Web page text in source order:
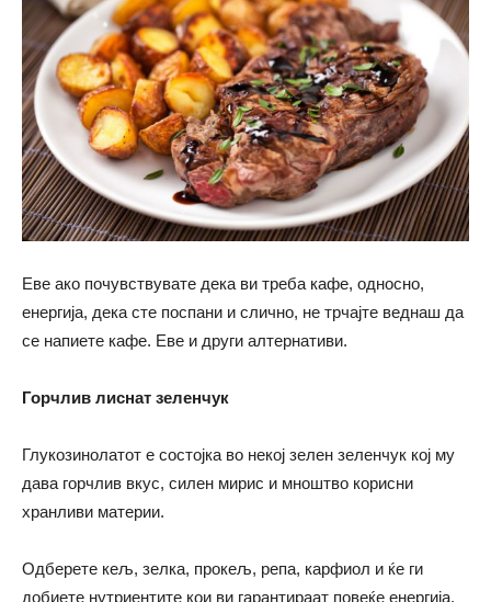
Еве ако почувствувате дека ви треба кафе, односно,
енергија, дека сте поспани и слично, не трчајте веднаш да
се напиете кафе. Еве и други алтернативи.
Горчлив лиснат зеленчук
Глукозинолатот е состојка во некој зелен зеленчук кој му
дава горчлив вкус, силен мирис и мноштво корисни
хранливи материи.
Одберете кељ, зелка, прокељ, репа, карфиол и ќе ги
добиете нутриентите кои ви гарантираат повеќе енергија.